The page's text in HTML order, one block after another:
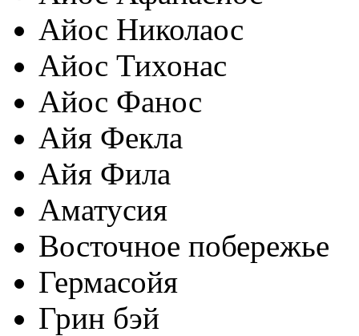
Айос Николаос
Айос Тихонас
Айос Фанос
Айя Фекла
Айя Фила
Аматусия
Восточное побережье
Гермасойя
Грин бэй